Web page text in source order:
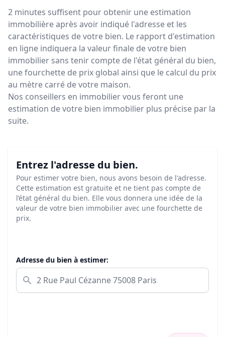
2 minutes suffisent pour obtenir une estimation
immobilière après avoir indiqué l'adresse et les
caractéristiques de votre bien. Le rapport d'estimation
en ligne indiquera la valeur finale de votre bien
immobilier sans tenir compte de l'état général du bien,
une fourchette de prix global ainsi que le calcul du prix
au mètre carré de votre maison.
Nos conseillers en immobilier vous feront une
estimation de votre bien immobilier plus précise par la
suite.
Entrez l'adresse du bien.
Pour estimer votre bien, nous avons besoin de l'adresse.
Cette estimation est gratuite et ne tient pas compte de
l’état général du bien. Elle vous donnera une idée de la
valeur de votre bien immobilier avec une fourchette de
prix.
Adresse du bien à estimer: